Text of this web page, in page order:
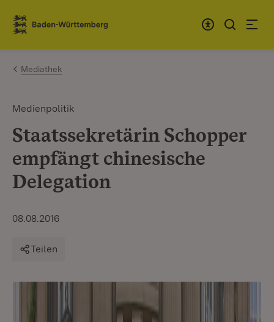
Zum Inhalt springen
Link zur Startseite
Mediathek
Medienpolitik
Staatssekretärin Schopper
empfängt chinesische
Delegation
08.08.2016
Teilen